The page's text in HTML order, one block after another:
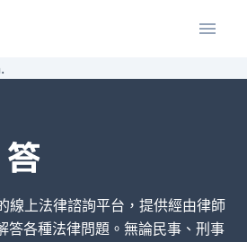
線上法律諮詢平台，提供經由律師
答各種法律問題。無論民事、刑事